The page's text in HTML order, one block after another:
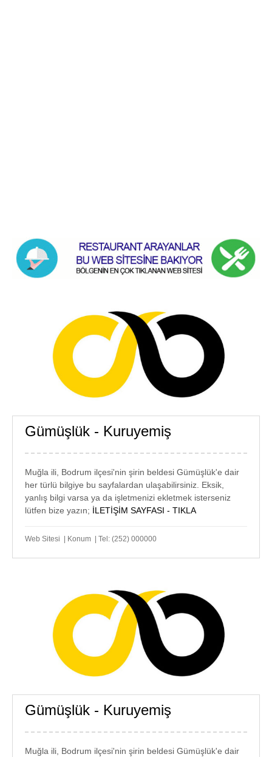
GÜMÜŞLÜK
Gümüşlük - Kuruyemiş
Muğla ili, Bodrum ilçesi'nin şirin beldesi Gümüşlük'e dair
her türlü bilgiye bu sayfalardan ulaşabilirsiniz. Eksik,
yanlış bilgi varsa ya da işletmenizi ekletmek isterseniz
lütfen bize yazın; İLETİŞİM SAYFASI - TIKLA
Web Sitesi | Konum | Tel: (252) 000000
GÜMÜŞLÜK
Gümüşlük - Kuruyemiş
Muğla ili, Bodrum ilçesi'nin şirin beldesi Gümüşlük'e dair